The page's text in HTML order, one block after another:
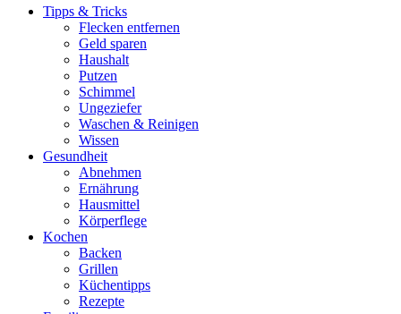
Tipps & Tricks
Flecken entfernen
Geld sparen
Haushalt
Putzen
Schimmel
Ungeziefer
Waschen & Reinigen
Wissen
Gesundheit
Abnehmen
Ernährung
Hausmittel
Körperflege
Kochen
Backen
Grillen
Küchentipps
Rezepte